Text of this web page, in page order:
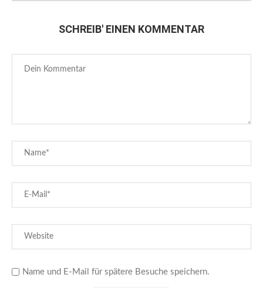
SCHREIB' EINEN KOMMENTAR
Name und E-Mail für spätere Besuche speichern.